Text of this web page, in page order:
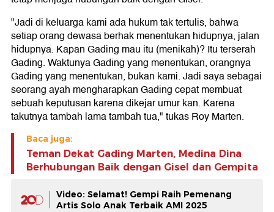
"Jadi di keluarga kami ada hukum tak tertulis, bahwa
setiap orang dewasa berhak menentukan hidupnya, jalan
hidupnya. Kapan Gading mau itu (menikah)? Itu terserah
Gading. Waktunya Gading yang menentukan, orangnya
Gading yang menentukan, bukan kami. Jadi saya sebagai
seorang ayah mengharapkan Gading cepat membuat
sebuah keputusan karena dikejar umur kan. Karena
takutnya tambah lama tambah tua," tukas Roy Marten.
Baca juga:
Teman Dekat Gading Marten, Medina Dina
Berhubungan Baik dengan Gisel dan Gempita
Video: Selamat! Gempi Raih Pemenang
Artis Solo Anak Terbaik AMI 2025